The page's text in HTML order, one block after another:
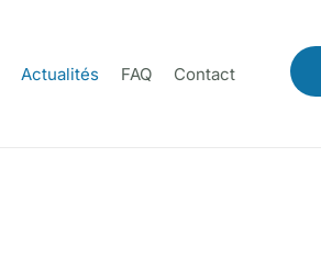
Actualités FAQ Contact